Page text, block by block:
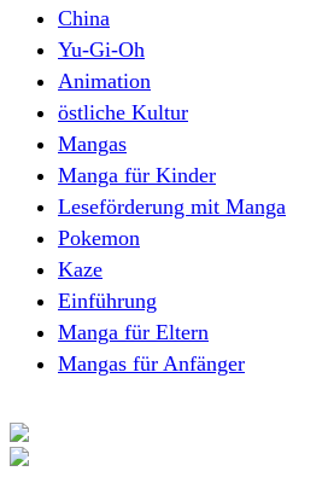
China
Yu-Gi-Oh
Animation
östliche Kultur
Mangas
Manga für Kinder
Leseförderung mit Manga
Pokemon
Kaze
Einführung
Manga für Eltern
Mangas für Anfänger